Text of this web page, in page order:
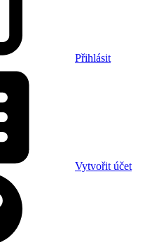
Přihlásit
Vytvořit účet